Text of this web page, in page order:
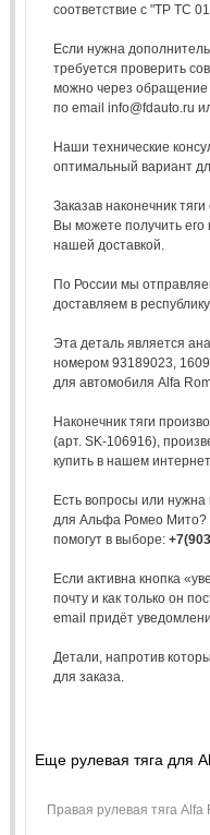
соответствие с "ТР ТС
Если нужна
требуется проверить
можно через обращение
по email info@fdauto.ru
Наши технические
оптимальный вариант
Заказав наконечник
Вы можете получить его
нашей доставкой.
По России мы
доставляем в
Эта деталь является
номером 93189023,
для автомобиля Alfa
Наконечник тяги
(арт. SK-106916),
купить в нашем
Есть вопросы или
для Альфа Ромео Мито?
помогут в выборе:
Если активна кнопка
почту и как только он
email придёт
Детали, напротив
для заказа.
Еще рулевая тяга для
Правая рулевая тяга Alfa